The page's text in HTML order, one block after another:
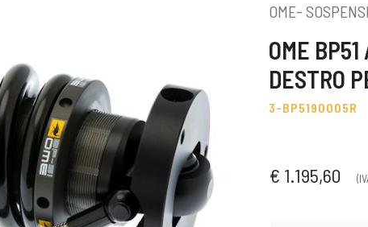
OME-
OME
DESTRO
3-BP5190005R
€ 1.195,60